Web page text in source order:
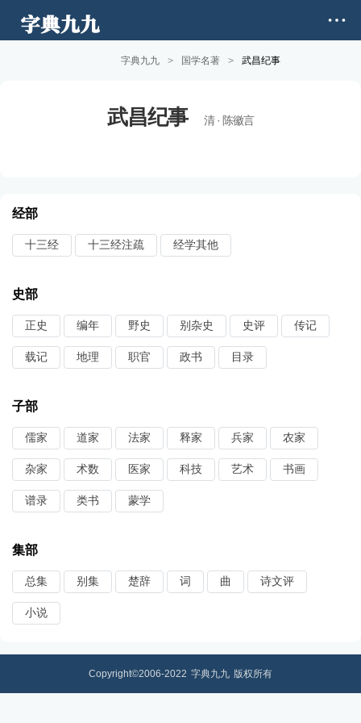
字典九九 > 国学名著 > 武昌纪事
武昌纪事 清 · 陈徽言
经部
十三经 十三经注疏 经学其他
史部
正史 编年 野史 别杂史 史评 传记
载记 地理 职官 政书 目录
子部
儒家 道家 法家 释家 兵家 农家
杂家 术数 医家 科技 艺术 书画
谱录 类书 蒙学
集部
总集 别集 楚辞 词 曲 诗文评
小说
Copyright©2006-2022 字典九九 版权所有